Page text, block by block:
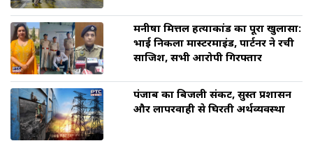
मनीषा मित्तल हत्याकांड का पूरा खुलासा:
भाई निकला मास्टरमाइंड, पार्टनर ने रची
साजिश, सभी आरोपी गिरफ्तार
पंजाब का बिजली संकट, सुस्त प्रशासन
और लापरवाही से घिरती अर्थव्यवस्था